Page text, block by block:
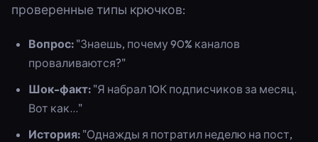
проверенные типы крючков:
Вопрос: "Знаешь, почему 90% каналов
проваливаются?"
Шок-факт: "Я набрал 10К подписчиков за месяц.
Вот как..."
История: "Однажды я потратил неделю на пост,